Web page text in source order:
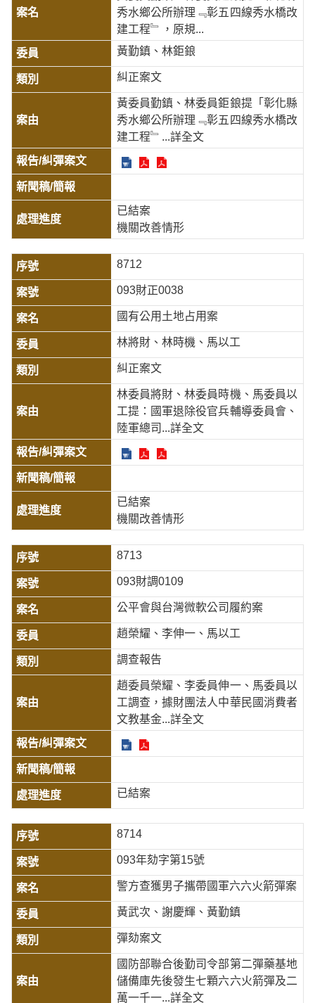
秀水鄉公所辦理﹃彰五四線秀水橋改
建工程﹄，原規...
黃勤鎮、林鉅鋃
糾正案文
黃委員勤鎮、林委員鉅鋃提「彰化縣
秀水鄉公所辦理﹃彰五四線秀水橋改
建工程﹄ ...詳全文
已結案
機關改善情形
8712
093財正0038
國有公用土地占用案
林將財、林時機、馬以工
糾正案文
林委員將財、林委員時機、馬委員以
工提：國軍退除役官兵輔導委員會、
陸軍總司 ...詳全文
已結案
機關改善情形
8713
093財調0109
公平會與台灣微軟公司履約案
趙榮耀、李伸一、馬以工
調查報告
趙委員榮耀、李委員伸一、馬委員以
工調查，據財團法人中華民國消費者
文教基金...詳全文
已結案
8714
093年劾字第15號
警方查獲男子攜帶國軍六六火箭彈案
黃武次、謝慶輝、黃勤鎮
彈劾案文
國防部聯合後勤司令部第二彈藥基地
儲備庫先後發生七顆六六火箭彈及二
萬一千一...詳全文